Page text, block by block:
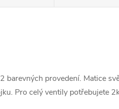
provedení. Matice
Pro celý ventily potřebujete